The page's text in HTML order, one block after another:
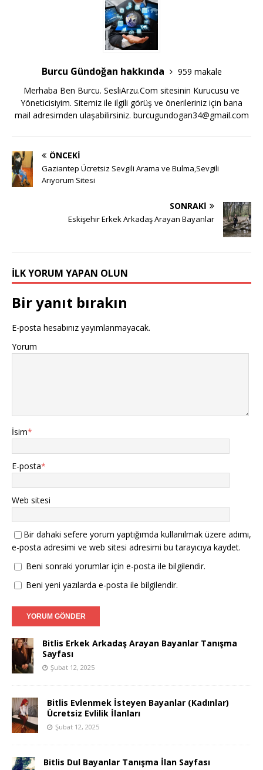
Burcu Gündoğan hakkında
959 makale
Merhaba Ben Burcu. SesliArzu.Com sitesinin Kurucusu ve
Yöneticisiyim. Sitemiz ile ilgili görüş ve önerileriniz için bana
mail adresimden ulaşabilirsiniz. burcugundogan34@gmail.com
ÖNCEKI
Gaziantep Ücretsiz Sevgili Arama ve Bulma,Sevgili
Arıyorum Sitesi
SONRAKI
Eskişehir Erkek Arkadaş Arayan Bayanlar
İLK YORUM YAPAN OLUN
Bir yanıt bırakın
E-posta hesabınız yayımlanmayacak.
Yorum
İsim*
E-posta*
Web sitesi
Bir dahaki sefere yorum yaptığımda kullanılmak üzere adımı,
e-posta adresimi ve web sitesi adresimi bu tarayıcıya kaydet.
Beni sonraki yorumlar için e-posta ile bilgilendir.
Beni yeni yazılarda e-posta ile bilgilendir.
Bitlis Erkek Arkadaş Arayan Bayanlar Tanışma
Sayfası
Şubat 12, 2025
Bitlis Evlenmek İsteyen Bayanlar (Kadınlar)
Ücretsiz Evlilik İlanları
Şubat 12, 2025
Bitlis Dul Bayanlar Tanışma İlan Sayfası